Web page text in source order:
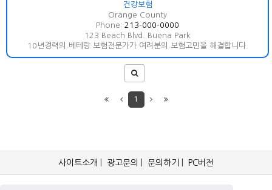
건강보험
Orange County
Phone: 213-000-0000
123 Beach Blvd. Buena Park
10년경력의 베테랑 보험전문가가 여려분의 보험고민을 해결합니다.
1
사이트소개 광고문의 문의하기 PC버전